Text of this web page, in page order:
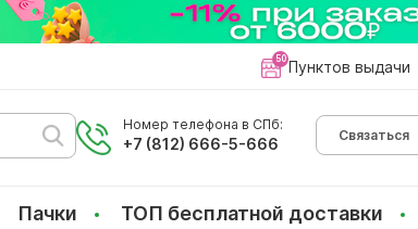
Пунктов выдачи
Номер телефона в СПб:
+7 (812) 666-5-666
Связаться
Пачки ТОП бесплатной доставки